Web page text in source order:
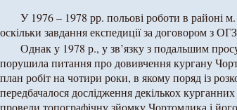
У 1976 – 1978 рр. польові роботи в районі
оскільки завдання експедиції за договором з
Однак у 1978 р., у зв’язку з подальшим
порушила питання про довивчення кургану
план робіт на чотири роки, в якому поряд із
передбачалося дослідження декількох